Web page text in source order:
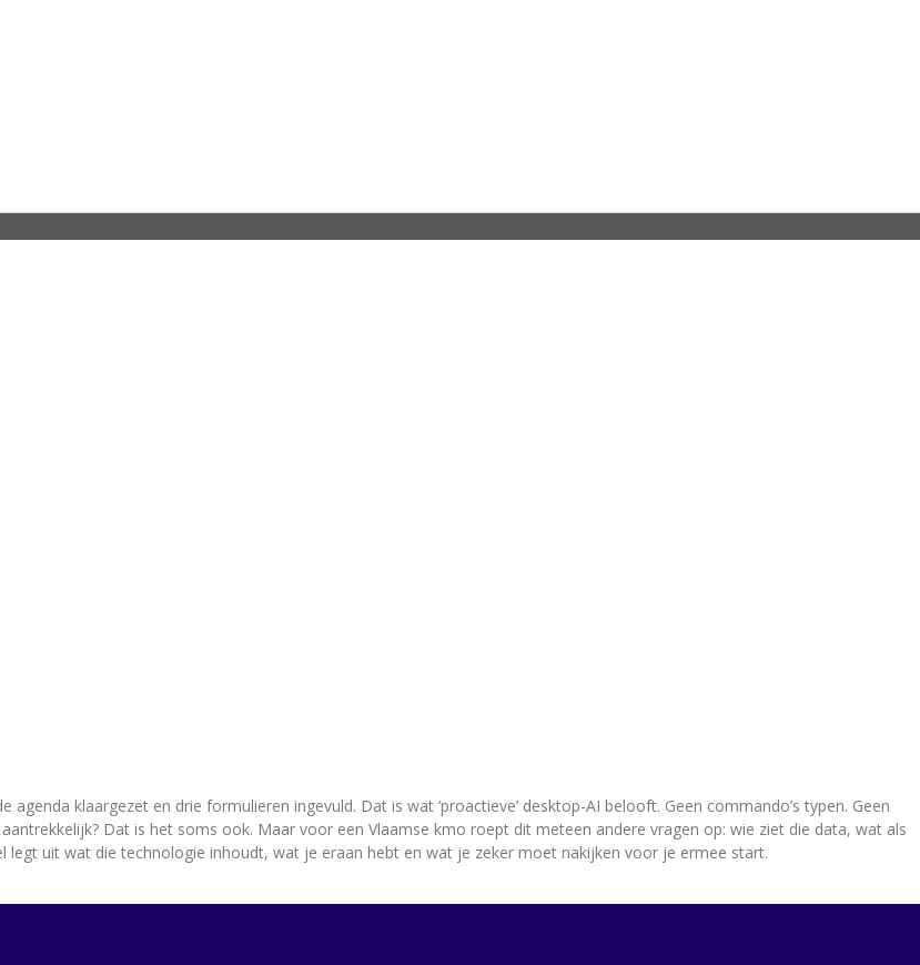
klaargezet en drie formulieren ingevuld. Dat is wat ‘proactieve’ desktop-AI belooft. Geen commando’s typen. Geen
Dat is het soms ook. Maar voor een Vlaamse kmo roept dit meteen andere vragen op: wie ziet die data, wat als
uit wat die technologie inhoudt, wat je eraan hebt en wat je zeker moet nakijken voor je ermee start.